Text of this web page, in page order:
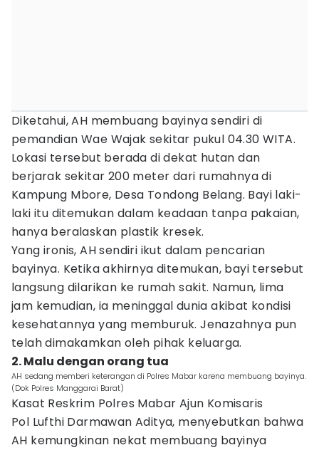
Diketahui, AH membuang bayinya sendiri di
pemandian Wae Wajak sekitar pukul 04.30 WITA.
Lokasi tersebut berada di dekat hutan dan
berjarak sekitar 200 meter dari rumahnya di
Kampung Mbore, Desa Tondong Belang. Bayi laki-
laki itu ditemukan dalam keadaan tanpa pakaian,
hanya beralaskan plastik kresek.
Yang ironis, AH sendiri ikut dalam pencarian
bayinya. Ketika akhirnya ditemukan, bayi tersebut
langsung dilarikan ke rumah sakit. Namun, lima
jam kemudian, ia meninggal dunia akibat kondisi
kesehatannya yang memburuk. Jenazahnya pun
telah dimakamkan oleh pihak keluarga.
2. Malu dengan orang tua
AH sedang memberi keterangan di Polres Mabar karena membuang bayinya.
(Dok Polres Manggarai Barat)
Kasat Reskrim Polres Mabar Ajun Komisaris
Pol Lufthi Darmawan Aditya, menyebutkan bahwa
AH kemungkinan nekat membuang bayinya